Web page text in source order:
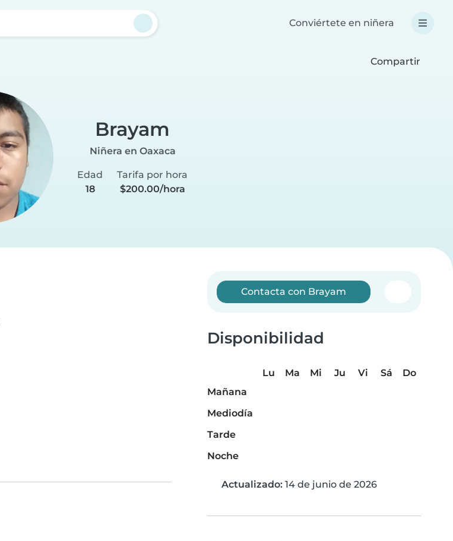
Conviértete en niñera
Compartir
Brayam
Niñera en Oaxaca
Edad
18
Tarifa por hora
$200.00/hora
Contacta con Brayam
Disponibilidad
Lu Ma Mi Ju Vi Sá
Do
Mañana
Mediodía
Tarde
Noche
Actualizado: 14 de junio de 2026